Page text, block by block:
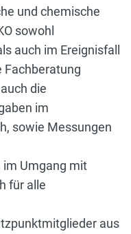
und chemische
sowohl
auch im Ereignisfall
Fachberatung
die
im
sowie Messungen
im Umgang mit
für alle
aus